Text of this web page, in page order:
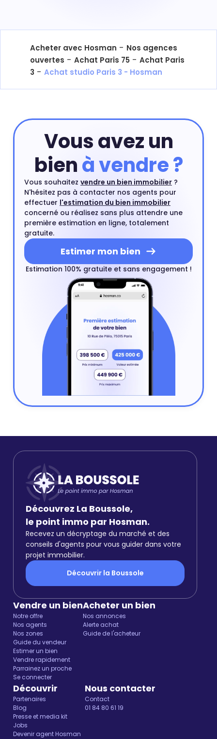
Acheter avec Hosman - Nos agences
ouvertes - Achat Paris 75 - Achat Paris
3 - Achat studio Paris 3 - Hosman
Vous avez un
bienà vendre ?
Vous souhaitez vendre un bien immobilier ?
N'hésitez pas à contacter nos agents pour
effectuer l'estimation du bien immobilier
concerné ou réalisez sans plus attendre une
première estimation en ligne, totalement
gratuite.
Estimer mon bien
Estimation 100% gratuite et sans engagement !
Découvrez La Boussole,
le point immo par Hosman.
Recevez un décryptage du marché et des
conseils d'agents pour vous guider dans votre
projet immobilier.
Découvrir la Boussole
Vendre un bien
Notre offre
Nos agents
Nos zones
Guide du vendeur
Estimer un bien
Vendre rapidement
Parrainez un proche
Se connecter
Acheter un bien
Nos annonces
Alerte achat
Guide de l'acheteur
Découvrir
Partenaires
Blog
Presse et media kit
Jobs
Devenir agent Hosman
Nous contacter
Contact
01 84 80 61 19